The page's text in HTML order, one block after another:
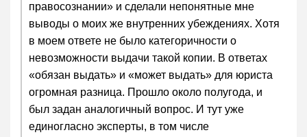
правосознании» и сделали непонятные мне
выводы о моих же внутренних убеждениях. Хотя
в моем ответе не было категоричности о
невозможности выдачи такой копии. В ответах
«обязан выдать» и «может выдать» для юриста
огромная разница. Прошло около полугода, и
был задан аналогичный вопрос. И тут уже
единогласно эксперты, в том числе